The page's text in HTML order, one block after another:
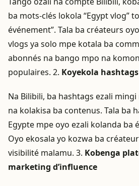
ba mots-clés lokola “Egypt vlog”
événement”. Tala ba créateurs
vlogs ya solo mpe kotala ba
abonnés na bango mpo na
populaires. 2. Koyekola
Na Bilibili, ba hashtags ezali
na kolakisa ba contenus. Tala ba
Egypte mpe oyo ezali kolanda ba
Oyo ekosala yo kozwa ba
visibilité malamu. 3. Kobenga
marketing d’influence